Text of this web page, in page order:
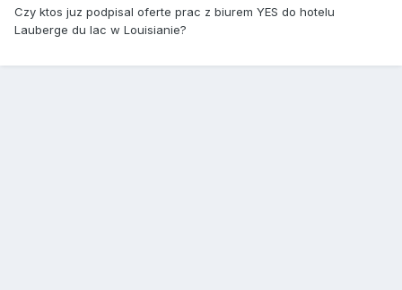
Czy ktos juz podpisal oferte prac z biurem YES do hotelu
Lauberge du lac w Louisianie?